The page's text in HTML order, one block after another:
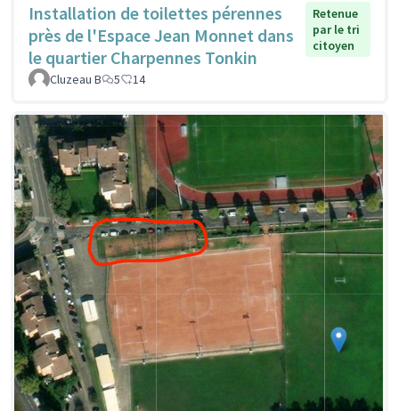
Installation de toilettes pérennes
près de l'Espace Jean Monnet dans
le quartier Charpennes Tonkin
Retenue
par le tri
citoyen
Cluzeau B 5 14